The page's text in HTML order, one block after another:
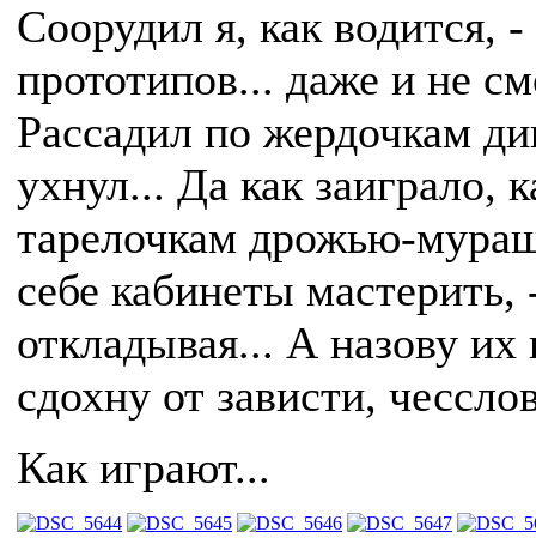
Соорудил я, как водится,
прототипов... даже и не
Рассадил по жердочкам
ухнул... Да как заиграло,
тарелочкам дрожью-
себе кабинеты
откладывая... А назову их
сдохну от зависти,
Как играют...